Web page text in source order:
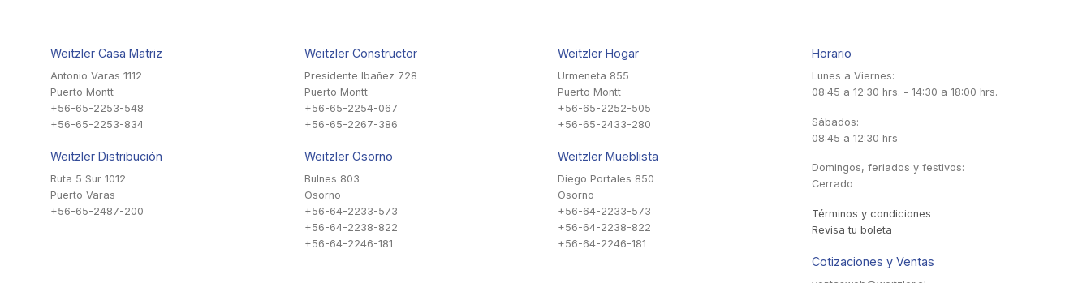
Weitzler Casa Matriz
Antonio Varas 1112
Puerto Montt
+56-65-2253-548
+56-65-2253-834
Weitzler Distribución
Ruta 5 Sur 1012
Puerto Varas
+56-65-2487-200
Weitzler Constructor
Presidente Ibañez 728
Puerto Montt
+56-65-2254-067
+56-65-2267-386
Weitzler Osorno
Bulnes 803
Osorno
+56-64-2233-573
+56-64-2238-822
+56-64-2246-181
Weitzler Hogar
Urmeneta 855
Puerto Montt
+56-65-2252-505
+56-65-2433-280
Weitzler Mueblista
Diego Portales 850
Osorno
+56-64-2233-573
+56-64-2238-822
+56-64-2246-181
Horario
Lunes a Viernes:
08:45 a 12:30 hrs. - 14:30 a 18:00 hrs.
Sábados:
08:45 a 12:30 hrs
Domingos, feriados y festivos:
Cerrado
Términos y condiciones
Revisa tu boleta
Cotizaciones y Ventas